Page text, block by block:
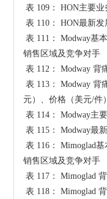
表 109： HON主要业务介绍
表 110： HON最新发展动态
表 111： Modway基本信息、总部、背痛治疗椅产地分布、
销售区域及竞争对手
表 112： Modway 背痛治疗椅产品规格及应用
表 113： Modway 背痛治疗椅销量（千件）、收入（百万美
元）、价格（美元/件
表 114： Modway主要业务介绍
表 115： Modway最新发展动态
表 116： Mimoglad基本信息、总部、背痛治疗椅产地分布、
销售区域及竞争对手
表 117： Mimoglad 背痛治疗椅产品规格及应用
表 118： Mimoglad 背痛治疗椅销量（千件）、收入（百万